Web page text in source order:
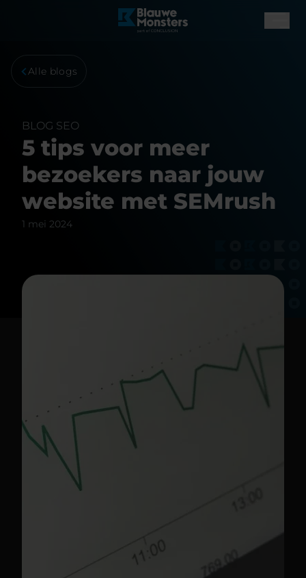
Alle blogs
BLOG SEO
5 tips voor meer
bezoekers naar jouw
website met SEMrush
1 mei 2024